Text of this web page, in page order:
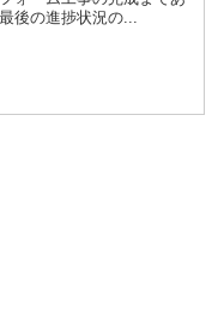
後の進捗状況の...